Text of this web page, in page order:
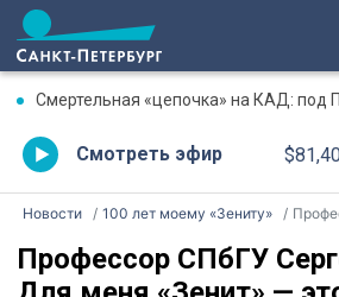
Смертельная «цепочка» на КАД: под Петербургом в
Смотреть эфир
Новости 100 лет моему «Зениту» Профессор
Профессор СПбГУ